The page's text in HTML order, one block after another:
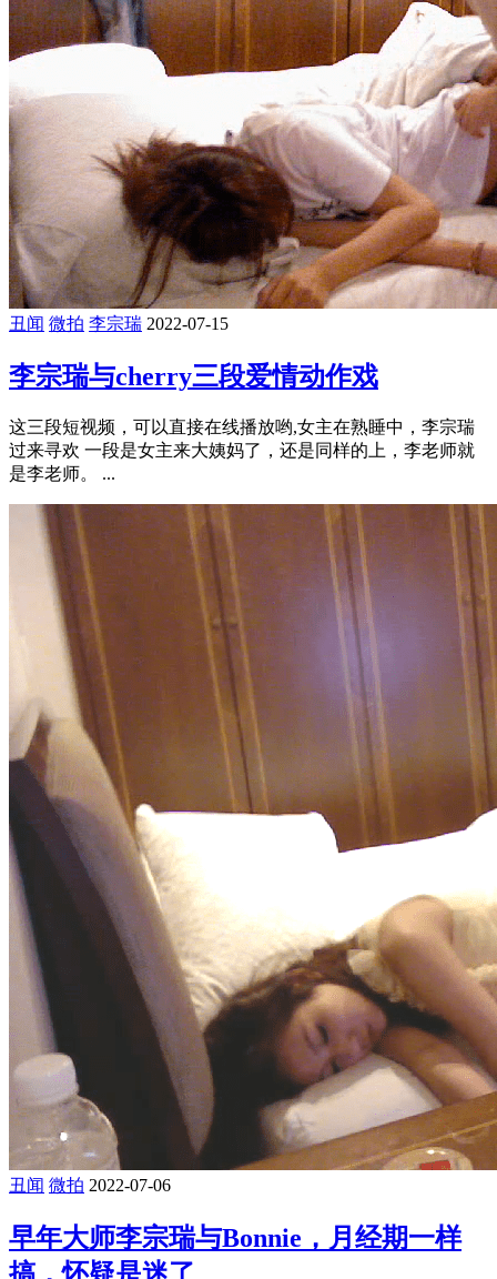
丑闻 微拍 李宗瑞 2022-07-15
李宗瑞与cherry三段爱情动作戏
这三段短视频，可以直接在线播放哟,女主在熟睡中，李宗瑞
过来寻欢 一段是女主来大姨妈了，还是同样的上，李老师就
是李老师。 ...
丑闻 微拍 2022-07-06
早年大师李宗瑞与Bonnie，月经期一样